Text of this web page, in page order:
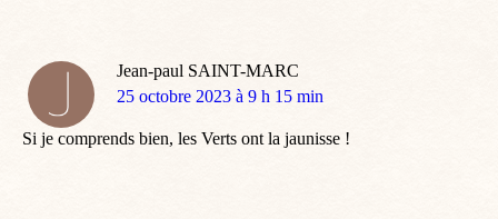
Jean-paul SAINT-MARC
dit
25 octobre 2023 à 9 h 15 min
Si je comprends bien, les Verts ont la jaunisse !